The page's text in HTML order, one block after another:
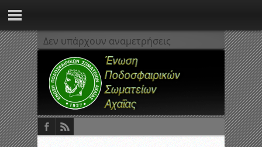
Δεν υπάρχουν αναμετρήσεις